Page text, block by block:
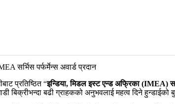
प्रतिष्ठित “इन्डिया, मिडल इस्ट एन्ड अफ्रिका (IMEA)
बिक्रीभन्दा बढी ग्राहकको अनुभवलाई महत्व दिने हुन्डाईको